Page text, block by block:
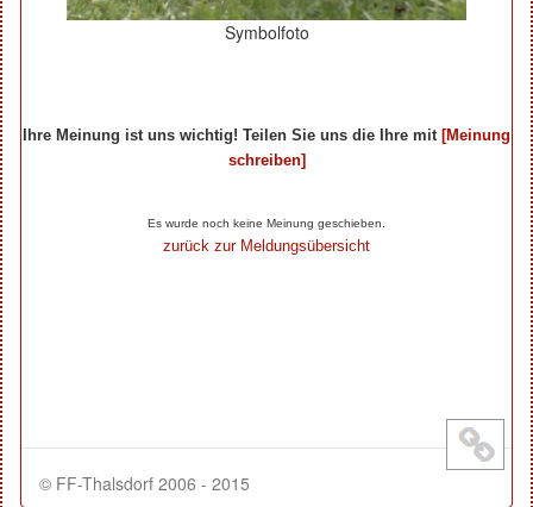
Symbolfoto
Ihre Meinung ist uns wichtig! Teilen Sie uns die Ihre mit [Meinung
schreiben]
Es wurde noch keine Meinung geschieben.
zurück zur Meldungsübersicht
© FF-Thalsdorf 2006 - 2015